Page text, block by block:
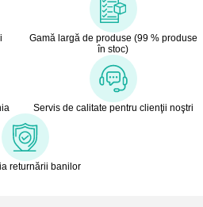
Gamă largă de produse (99 % produse
în stoc)
Servis de calitate pentru clienţii noştri
returnării banilor